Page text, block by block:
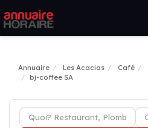
Annuaire Les Acacias Café
bj-coffee SA